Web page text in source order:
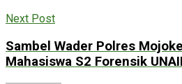
Next Post
Sambel Wader Polres
Mahasiswa S2 Forensik